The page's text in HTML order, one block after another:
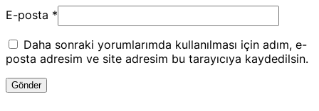
E-posta *
Daha sonraki yorumlarımda kullanılması için adım, e-
posta adresim ve site adresim bu tarayıcıya kaydedilsin.